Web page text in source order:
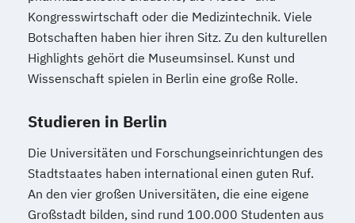
Kongresswirtschaft oder die Medizintechnik. Viele
Botschaften haben hier ihren Sitz. Zu den kulturellen
Highlights gehört die Museumsinsel. Kunst und
Wissenschaft spielen in Berlin eine große Rolle.
Studieren in Berlin
Die Universitäten und Forschungseinrichtungen des
Stadtstaates haben international einen guten Ruf.
An den vier großen Universitäten, die eine eigene
Großstadt bilden, sind rund 100.000 Studenten aus